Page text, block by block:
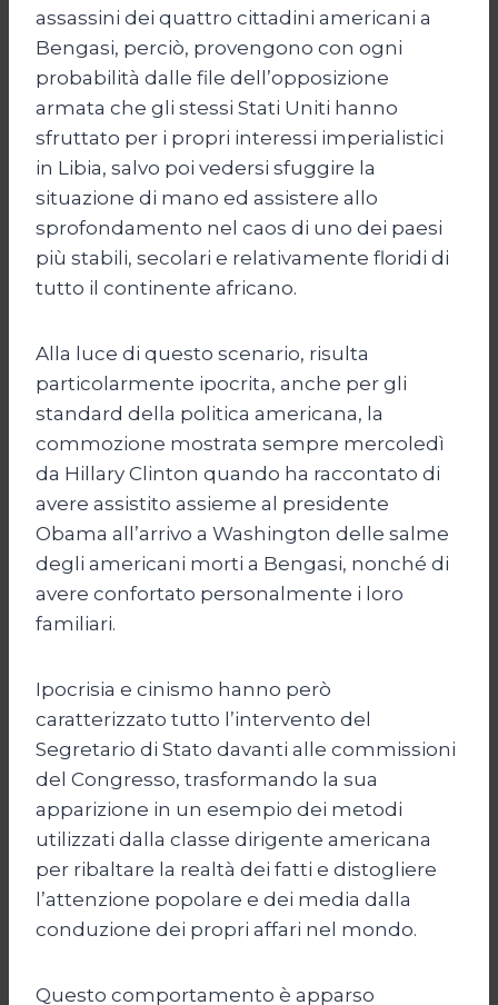
assassini dei quattro cittadini americani a
Bengasi, perciò, provengono con ogni
probabilità dalle file dell’opposizione
armata che gli stessi Stati Uniti hanno
sfruttato per i propri interessi imperialistici
in Libia, salvo poi vedersi sfuggire la
situazione di mano ed assistere allo
sprofondamento nel caos di uno dei paesi
più stabili, secolari e relativamente floridi di
tutto il continente africano.
Alla luce di questo scenario, risulta
particolarmente ipocrita, anche per gli
standard della politica americana, la
commozione mostrata sempre mercoledì
da Hillary Clinton quando ha raccontato di
avere assistito assieme al presidente
Obama all’arrivo a Washington delle salme
degli americani morti a Bengasi, nonché di
avere confortato personalmente i loro
familiari.
Ipocrisia e cinismo hanno però
caratterizzato tutto l’intervento del
Segretario di Stato davanti alle commissioni
del Congresso, trasformando la sua
apparizione in un esempio dei metodi
utilizzati dalla classe dirigente americana
per ribaltare la realtà dei fatti e distogliere
l’attenzione popolare e dei media dalla
conduzione dei propri affari nel mondo.
Questo comportamento è apparso